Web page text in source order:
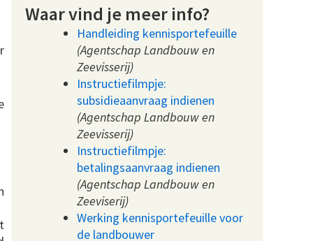
Waar vind je meer info?
Handleiding kennisportefeuille
(Agentschap Landbouw en
Zeevisserij)
Instructiefilmpje:
subsidieaanvraag indienen
(Agentschap Landbouw en
Zeevisserij)
Instructiefilmpje:
betalingsaanvraag indienen
(Agentschap Landbouw en
Zeeviserij)
Werking kennisportefeuille voor
de landbouwer